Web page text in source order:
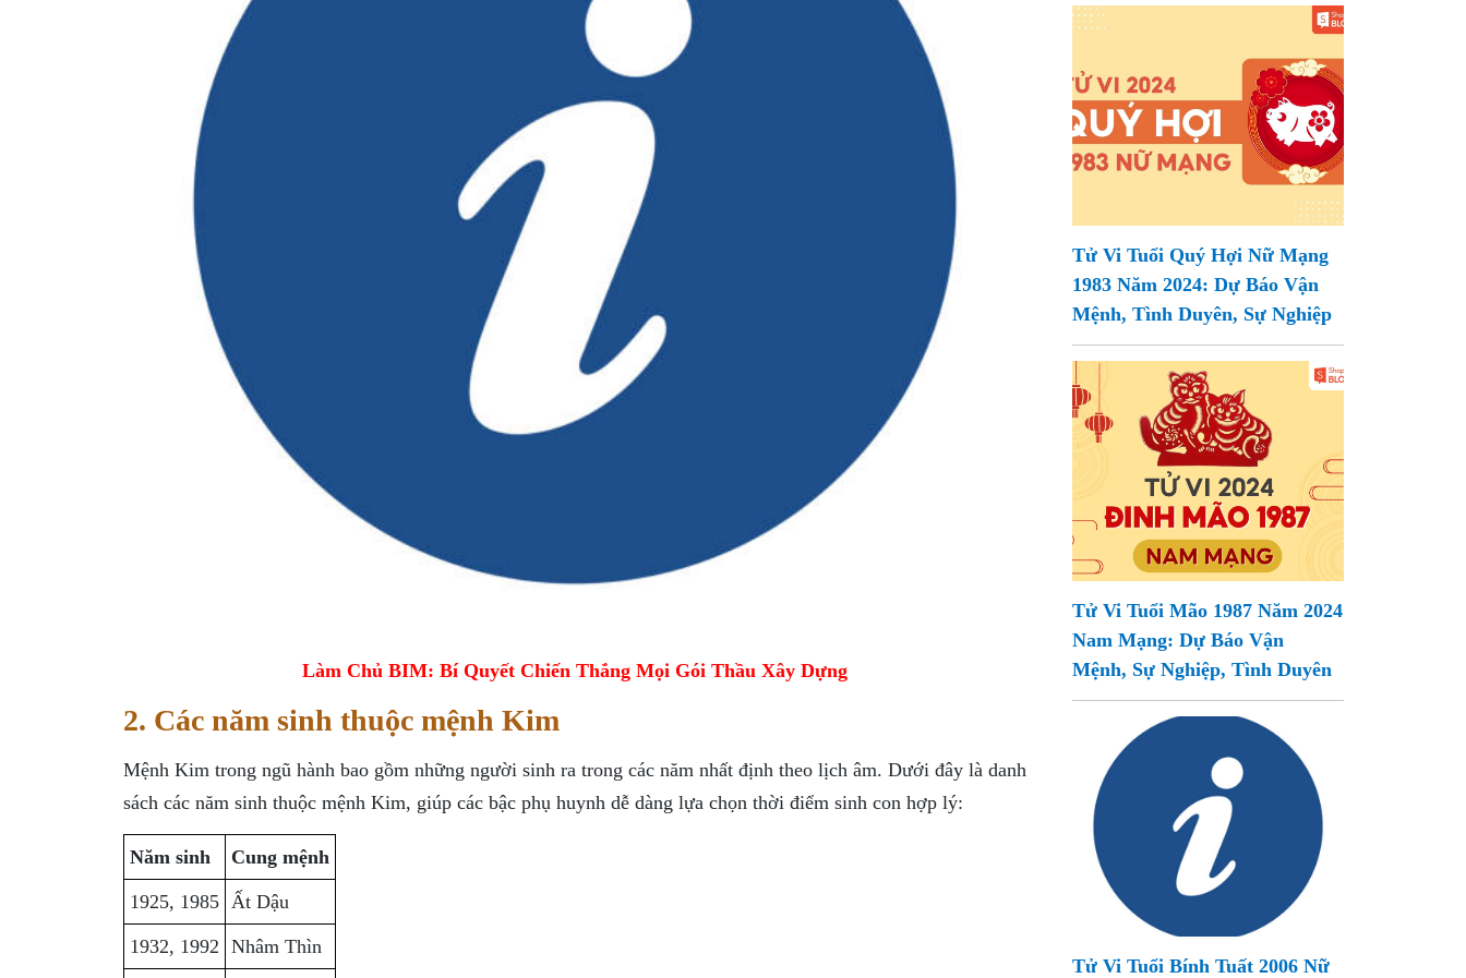
Làm Chủ BIM: Bí Quyết Chiến Thắng Mọi Gói Thầu Xây Dựng
2. Các năm sinh thuộc mệnh Kim
Mệnh Kim trong ngũ hành bao gồm những người sinh ra trong các năm nhất định theo lịch âm. Dưới đây là danh
sách các năm sinh thuộc mệnh Kim, giúp các bậc phụ huynh dễ dàng lựa chọn thời điểm sinh con hợp lý:
Năm sinh Cung mệnh
1925, 1985 Ất Dậu
1932, 1992 Nhâm Thìn
Tử Vi Tuổi Quý Hợi Nữ Mạng
1983 Năm 2024: Dự Báo Vận
Mệnh, Tình Duyên, Sự Nghiệp
Tử Vi Tuổi Mão 1987 Năm 2024
Nam Mạng: Dự Báo Vận
Mệnh, Sự Nghiệp, Tình Duyên
Tử Vi Tuổi Bính Tuất 2006 Nữ